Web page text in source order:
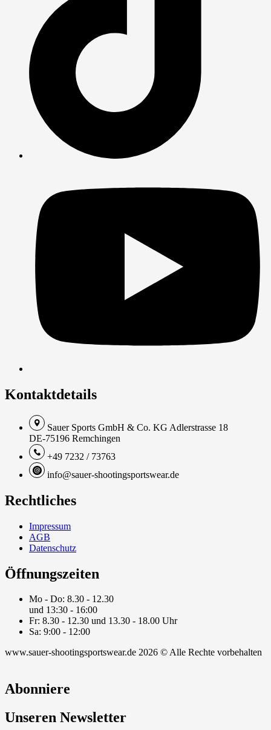
Kontaktdetails
Sauer Sports GmbH & Co. KG Adlerstrasse 18
DE-75196 Remchingen
+49 7232 / 73763
info@sauer-shootingsportswear.de
Rechtliches
Impressum
AGB
Datenschutz
Öffnungszeiten
Mo - Do: 8.30 - 12.30
und 13:30 - 16:00
Fr: 8.30 - 12.30 und 13.30 - 18.00 Uhr
Sa: 9:00 - 12:00
www.sauer-shootingsportswear.de 2026 © Alle Rechte vorbehalten
Abonniere
Unseren Newsletter